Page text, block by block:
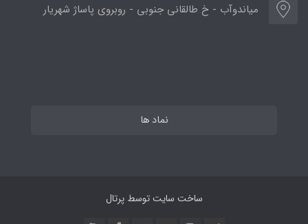
میاندوآب - خ طالقانی جنوبی - روبروی پاساژ شهریار
نماد ها
ساخت سایت توسطپرتال